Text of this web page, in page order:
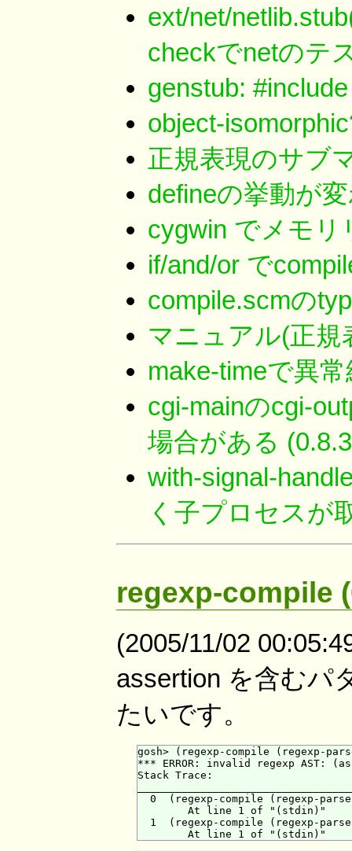
ext/net/
checkでnetのテ
genstub:
object-
正規表現のサブ
defineの挙動が
cygwin でメモリ
if/and/or で
compile.scmの
マニュアル(正規
make-timeで異
cgi-mainのcgi-
場合がある
with-signal-
く子プロセスが
regexp-compile
(2005/11/02
assertion を含むパ
たいです。
gosh> (regexp-compile (regexp-
*** ERROR: invalid regexp AST:
Stack Trace:
0  (regexp-compile (regexp-
        At line 1 of "(stdin)"
1  (regexp-compile (regexp-